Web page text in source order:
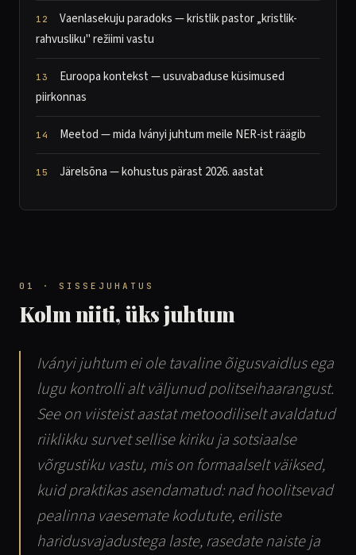
Vaenlasekuju paradoks — kristlik pastor „kristlik-
rahvusliku" režiimi vastu
Euroopa kontekst — usuvabaduse küsimused
piirkonnas
Meetod — mida Iványi juhtum meile NER-ist räägib
Järelsõna — kohustus pärast 2026. aastat
01 · SISSEJUHATUS
Kolm niiti, üks juhtum
Iványi juhtum ei ole tavaline õigusvaidlus ega
lugu kontrolli alt väljunud politseihaarangust.
See on viisteist aastat metoodiliselt avaldatud
riiklikku survet sellise kiriku ja sotsiaalse
võrgustiku vastu, mis on formaalselt väiksed,
kuid praktikas asendamatud: nad hoolitsevad
pealinna vaesemate kodutute, eriliste
haridusvajadustega laste, rasedate naiste ja